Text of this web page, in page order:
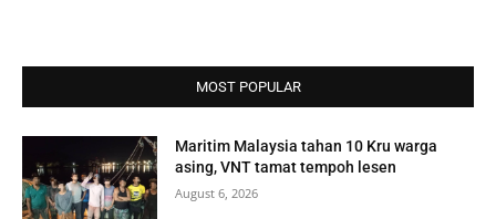
MOST POPULAR
Maritim Malaysia tahan 10 Kru warga
asing, VNT tamat tempoh lesen
August 6, 2026